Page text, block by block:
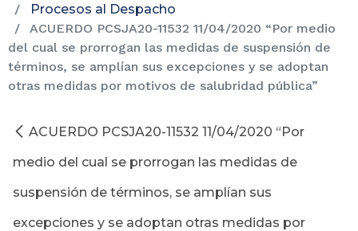
Procesos al Despacho
ACUERDO PCSJA20-11532 11/04/2020 “Por medio
del cual se prorrogan las medidas de suspensión de
términos, se amplían sus excepciones y se adoptan
otras medidas por motivos de salubridad pública”
ACUERDO PCSJA20-11532 11/04/2020 “Por
medio del cual se prorrogan las medidas de
suspensión de términos, se amplían sus
excepciones y se adoptan otras medidas por